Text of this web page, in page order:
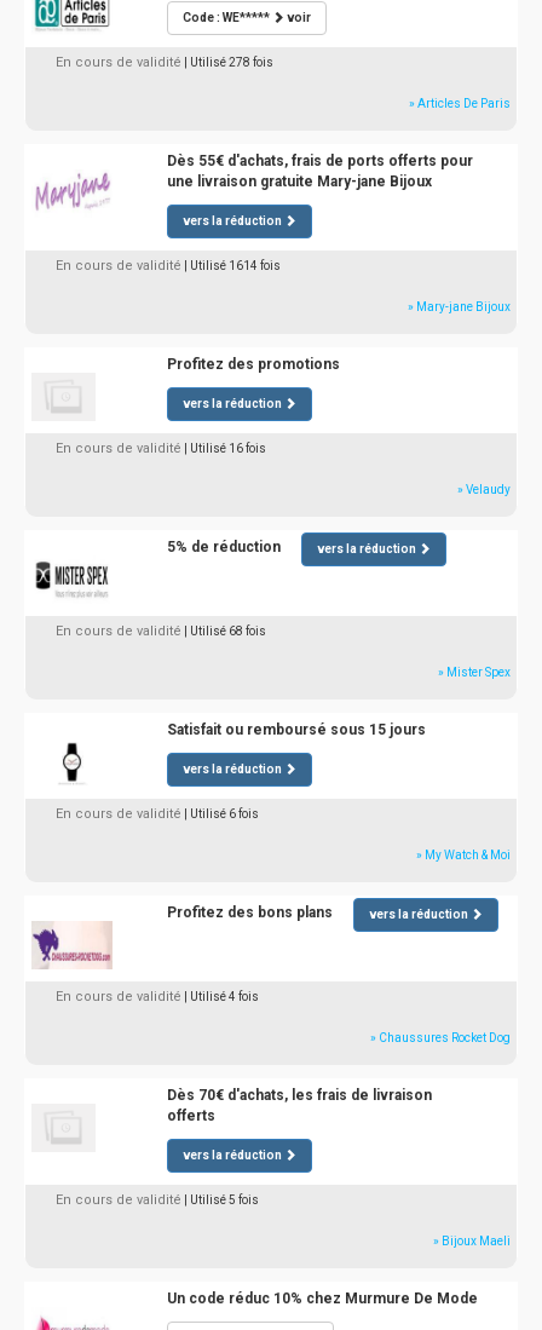
Code : WE***** voir
En cours de validité | Utilisé 278 fois
» Articles De Paris
Dès 55€ d'achats, frais de ports offerts pour
une livraison gratuite Mary-jane Bijoux
vers la réduction
En cours de validité | Utilisé 1614 fois
» Mary-jane Bijoux
Profitez des promotions
vers la réduction
En cours de validité | Utilisé 16 fois
» Velaudy
5% de réduction vers la réduction
En cours de validité | Utilisé 68 fois
» Mister Spex
Satisfait ou remboursé sous 15 jours
vers la réduction
En cours de validité | Utilisé 6 fois
» My Watch & Moi
Profitez des bons plans vers la réduction
En cours de validité | Utilisé 4 fois
» Chaussures Rocket Dog
Dès 70€ d'achats, les frais de livraison
offerts
vers la réduction
En cours de validité | Utilisé 5 fois
» Bijoux Maeli
Un code réduc 10% chez Murmure De Mode